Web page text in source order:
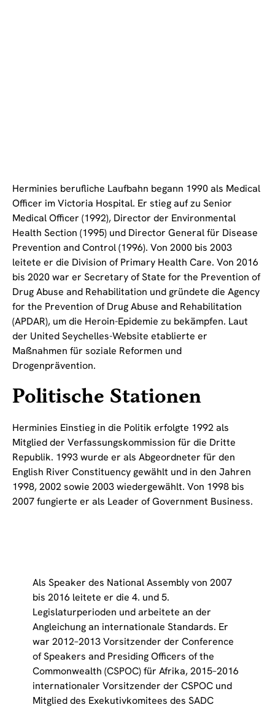
Herminies berufliche Laufbahn begann 1990 als Medical
Officer im Victoria Hospital. Er stieg auf zu Senior
Medical Officer (1992), Director der Environmental
Health Section (1995) und Director General für Disease
Prevention and Control (1996). Von 2000 bis 2003
leitete er die Division of Primary Health Care. Von 2016
bis 2020 war er Secretary of State for the Prevention of
Drug Abuse and Rehabilitation und gründete die Agency
for the Prevention of Drug Abuse and Rehabilitation
(APDAR), um die Heroin-Epidemie zu bekämpfen. Laut
der United Seychelles-Website etablierte er
Maßnahmen für soziale Reformen und
Drogenprävention.
Politische Stationen
Herminies Einstieg in die Politik erfolgte 1992 als
Mitglied der Verfassungskommission für die Dritte
Republik. 1993 wurde er als Abgeordneter für den
English River Constituency gewählt und in den Jahren
1998, 2002 sowie 2003 wiedergewählt. Von 1998 bis
2007 fungierte er als Leader of Government Business.
Als Speaker des National Assembly von 2007
bis 2016 leitete er die 4. und 5.
Legislaturperioden und arbeitete an der
Angleichung an internationale Standards. Er
war 2012–2013 Vorsitzender der Conference
of Speakers and Presiding Officers of the
Commonwealth (CSPOC) für Afrika, 2015–2016
internationaler Vorsitzender der CSPOC und
Mitglied des Exekutivkomitees des SADC